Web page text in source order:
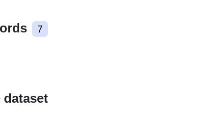
7
dataset